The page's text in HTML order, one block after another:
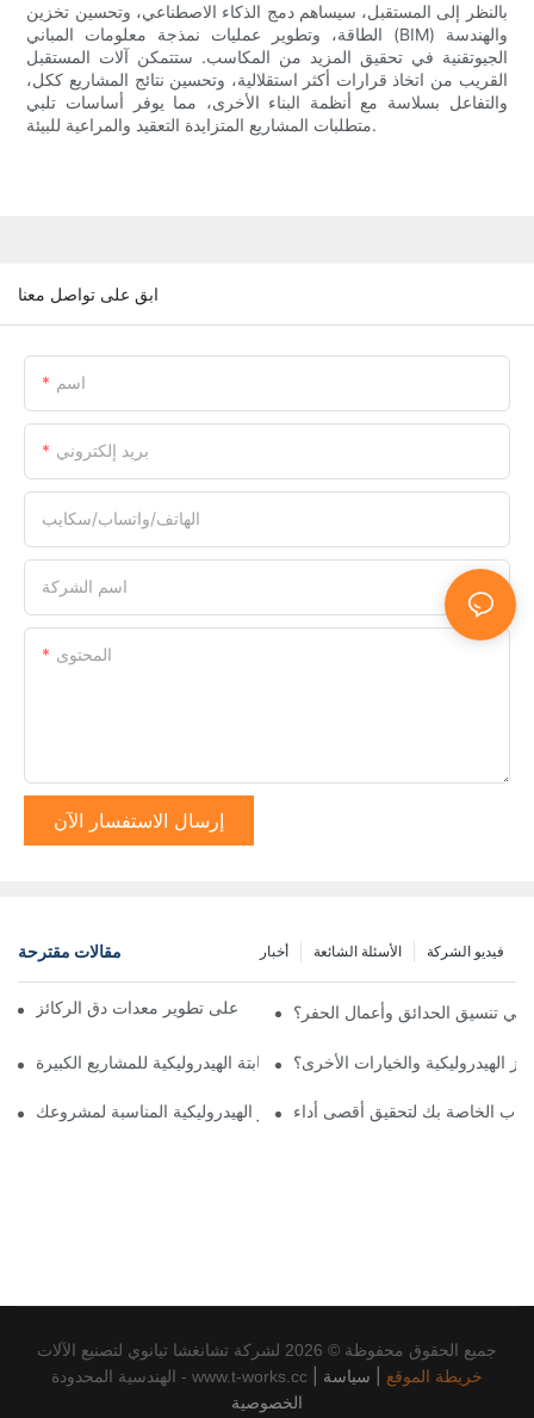
بالنظر إلى المستقبل، سيساهم دمج الذكاء الاصطناعي، وتحسين تخزين
الطاقة، وتطوير عمليات نمذجة معلومات المباني (BIM) والهندسة
الجيوتقنية في تحقيق المزيد من المكاسب. ستتمكن آلات المستقبل
القريب من اتخاذ قرارات أكثر استقلالية، وتحسين نتائج المشاريع ككل،
والتفاعل بسلاسة مع أنظمة البناء الأخرى، مما يوفر أساسات تلبي
متطلبات المشاريع المتزايدة التعقيد والمراعية للبيئة.
ابق على تواصل معنا
اسم
بريد إلكتروني
الهاتف/واتساب/سكايب
اسم الشركة
المحتوى
إرسال الاستفسار الآن
مقالات مقترحة فيديو الشركة الأسئلة الشائعة أخبار
كيف تؤثر الممارسات المستدامة على تطوير معدات دق الركائز
في تنسيق الحدائق وأعمال الحفر؟
ناجحة: استخدام آلات دق الركائز الثابتة الهيدروليكية للمشاريع الكبيرة
الهيدروليكية والخيارات الأخرى؟
كيفية اختيار مطرقة دق الركائز الهيدروليكية المناسبة لمشروعك
الخاصة بك لتحقيق أقصى أداء
جميع الحقوق محفوظة © 2026 لشركة تشانغشا تيانوي لتصنيع الآلات
الهندسية المحدودة - www.t-works.cc
خريطة الموقع
سياسة
الخصوصية